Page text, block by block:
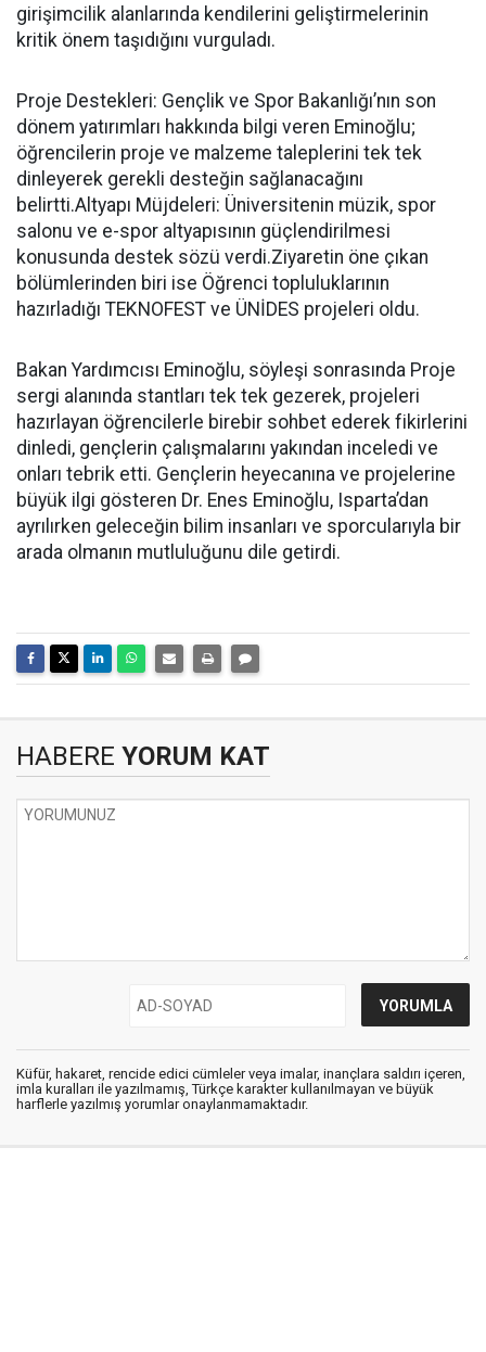
girişimcilik alanlarında kendilerini geliştirmelerinin
kritik önem taşıdığını vurguladı.
Proje Destekleri: Gençlik ve Spor Bakanlığı’nın son
dönem yatırımları hakkında bilgi veren Eminoğlu;
öğrencilerin proje ve malzeme taleplerini tek tek
dinleyerek gerekli desteğin sağlanacağını
belirtti.Altyapı Müjdeleri: Üniversitenin müzik, spor
salonu ve e-spor altyapısının güçlendirilmesi
konusunda destek sözü verdi.Ziyaretin öne çıkan
bölümlerinden biri ise Öğrenci topluluklarının
hazırladığı TEKNOFEST ve ÜNİDES projeleri oldu.
Bakan Yardımcısı Eminoğlu, söyleşi sonrasında Proje
sergi alanında stantları tek tek gezerek, projeleri
hazırlayan öğrencilerle birebir sohbet ederek fikirlerini
dinledi, gençlerin çalışmalarını yakından inceledi ve
onları tebrik etti. Gençlerin heyecanına ve projelerine
büyük ilgi gösteren Dr. Enes Eminoğlu, Isparta’dan
ayrılırken geleceğin bilim insanları ve sporcularıyla bir
arada olmanın mutluluğunu dile getirdi.
HABERE YORUM KAT
Küfür, hakaret, rencide edici cümleler veya imalar, inançlara saldırı içeren,
imla kuralları ile yazılmamış, Türkçe karakter kullanılmayan ve büyük
harflerle yazılmış yorumlar onaylanmamaktadır.